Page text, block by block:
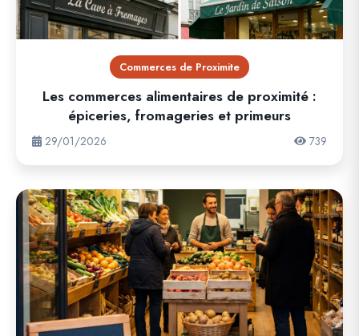
Commerces de Proximite
Les commerces alimentaires de proximité :
épiceries, fromageries et primeurs
29/01/2026 739